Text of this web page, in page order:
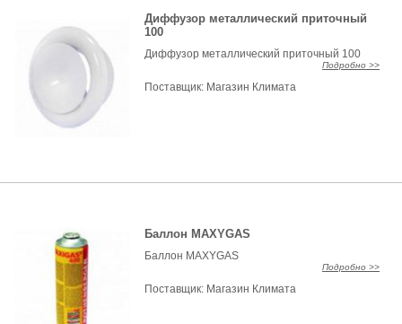
Диффузор металлический приточный
100
Диффузор металлический приточный 100
Подробно >>
Поставщик: Магазин Климата
Баллон MAXYGAS
Баллон MAXYGAS
Подробно >>
Поставщик: Магазин Климата